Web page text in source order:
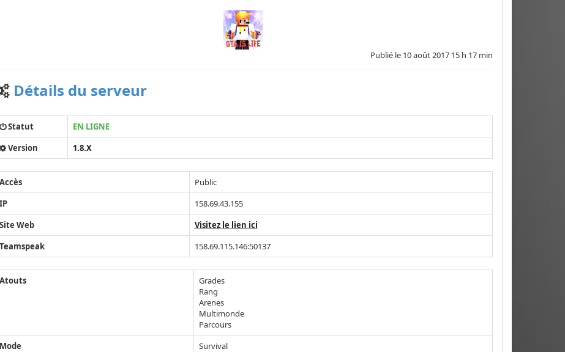
Publié le 10 août 2017 15 h 17 min
Détails du serveur
Statut
EN LIGNE
Version
1.8.X
Accès
Public
IP
158.69.43.155
Site Web
Visitez le lien ici
Teamspeak
158.69.115.146:50137
Atouts
Grades
Rang
Arenes
Multimonde
Parcours
Mode
Survival